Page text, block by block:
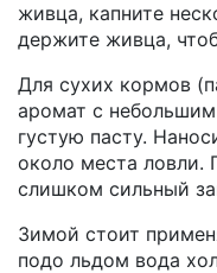
живца, капните
держите живца,
Для сухих кормов
аромат с
густую пасту.
около места ловли.
слишком сильный
Зимой стоит
подо льдом вода